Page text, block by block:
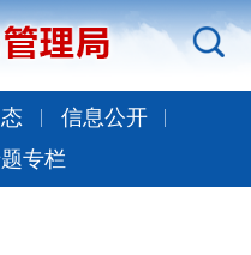
信息公开
专栏